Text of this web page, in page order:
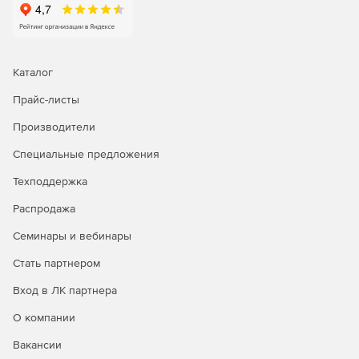
Мониторинг виртуальной среды
гостевых устройств ESX и ESXi в реальном времени.
атрибутов VMware. Она отслеживает производительность
включая ЦП, память, использование диска и интерфейса,
при помощи vSphere API. Она отслеживает доступность и
собирает журналы событий vCenter.
Интеллектуальные оповещения и действия
времени по электронной почте, через текстовые
политики действий, включая регистрацию событий в
журнале, отправку по электронной почте, отправку
Каталог
Прайс-листы
Производители
Специальные предложения
Техподдержка
Распродажа
Семинары и вебинары
Стать партнером
Вход в ЛК партнера
О компании
Вакансии